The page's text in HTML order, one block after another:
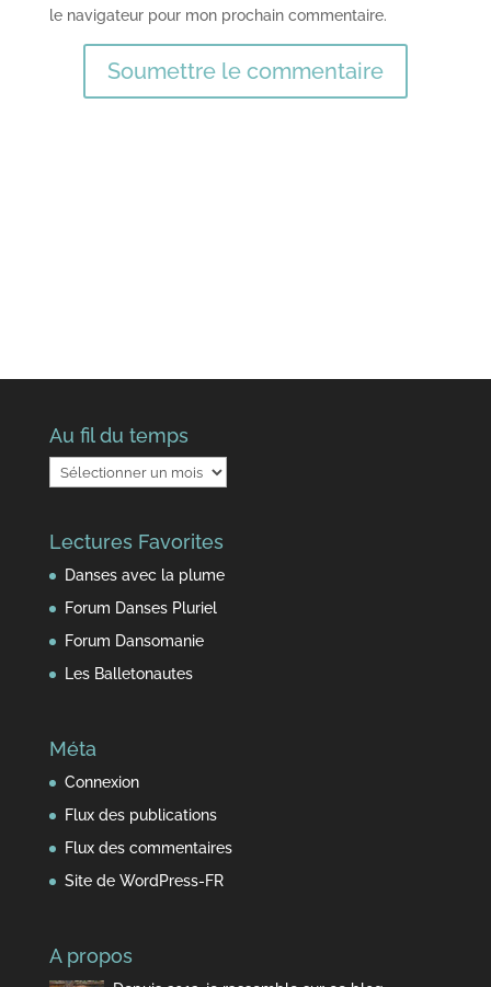
le navigateur pour mon prochain commentaire.
Soumettre le commentaire
Au fil du temps
Au
fil
temps
Lectures Favorites
Danses avec la plume
Forum Danses Pluriel
Forum Dansomanie
Les Balletonautes
Méta
Connexion
Flux des publications
Flux des commentaires
Site de WordPress-FR
A propos